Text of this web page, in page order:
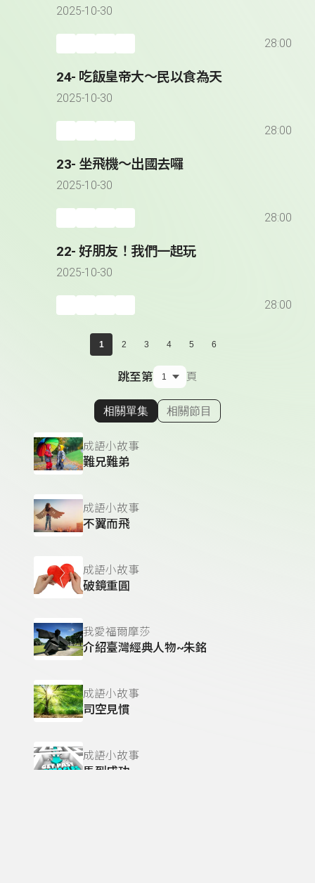
2025-10-30
28:00
24- 吃飯皇帝大～民以食為天
2025-10-30
28:00
23- 坐飛機～出國去囉
2025-10-30
28:00
22- 好朋友！我們一起玩
2025-10-30
28:00
1 2 3 4 5 6
跳至第 頁
顯示相關單集
相關單集 相關節目
成語小故事
難兄難弟
成語小故事
不翼而飛
成語小故事
破鏡重圓
我愛福爾摩莎
介紹臺灣經典人物~朱銘
成語小故事
司空見慣
成語小故事
馬到成功